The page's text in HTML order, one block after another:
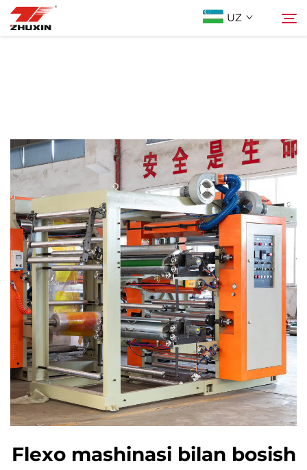
UZ
Kompaniya
Yangiliklar
Bog'lanish
FAQ
Flexo mashinasi bilan bosish